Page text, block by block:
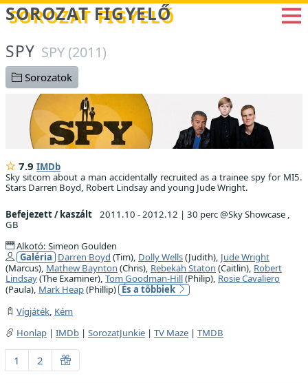
Betöltés...
SOROZAT FIGYELŐ
SPY SPY (2011)
Sorozatok
7.9 IMDb
Sky sitcom about a man accidentally recruited as a trainee spy for MI5.
Stars Darren Boyd, Robert Lindsay and young Jude Wright.
Befejezett / kaszált 2011.10 - 2012.12 | 30 perc @Sky Showcase ,
GB
Alkotó: Simeon Goulden
Galéria Darren Boyd (Tim), Dolly Wells(Judith), Jude Wright
(Marcus), Mathew Baynton (Chris), Rebekah Staton (Caitlin), Robert
Lindsay(The Examiner), Tom Goodman-Hill(Philip), Rosie Cavaliero
(Paula), Mark Heap(Phillip) És a többiek
Vígjáték, Kém
Honlap | IMDb | SorozatJunkie | TV Maze | TMDB
1 2